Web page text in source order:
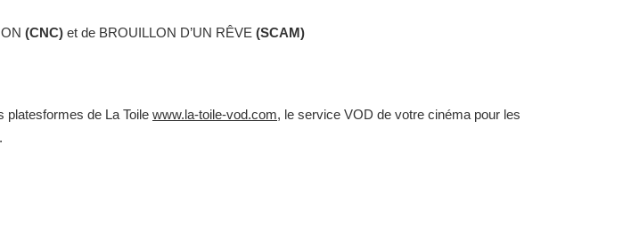
(CNC) et de BROUILLON D’UN RÊVE (SCAM)
platesformes de La Toile www.la-toile-vod.com, le service VOD de votre cinéma pour les